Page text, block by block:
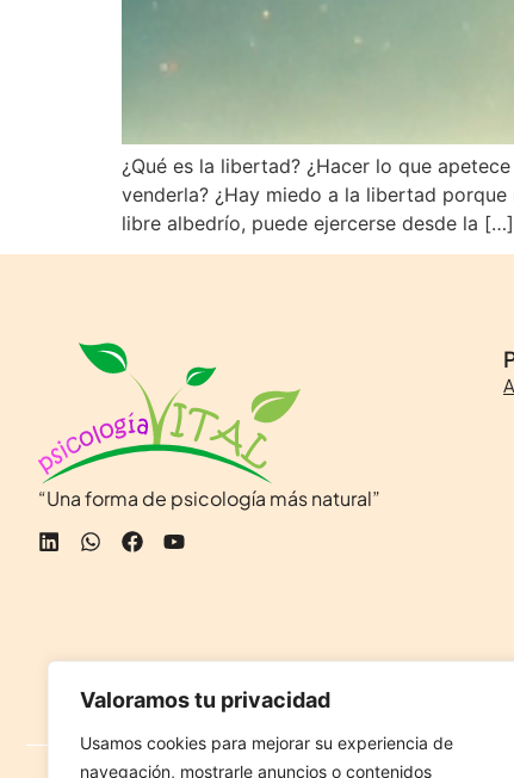
Valoramos tu privacidad
Usamos cookies para mejorar su experiencia de
navegación, mostrarle anuncios o contenidos
¿Qué es la libertad? ¿Hacer lo que
venderla? ¿Hay miedo a la libertad
libre albedrío, puede ejercerse desde la […]
“Una forma de psicología más natural”